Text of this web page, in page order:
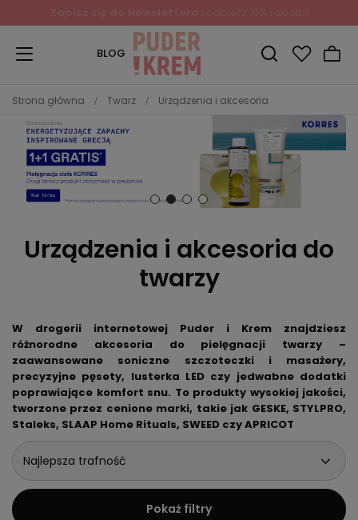
BLOG
Strona główna Twarz Urządzenia i akcesoria
Urządzenia i akcesoria do
twarzy
W drogerii internetowej Puder i Krem znajdziesz
różnorodne akcesoria do pielęgnacji twarzy –
zaawansowane soniczne szczoteczki i masażery,
precyzyjne pęsety, lusterka LED czy jedwabne dodatki
poprawiające komfort snu. To produkty wysokiej jakości,
tworzone przez cenione marki, takie jak GESKE, STYLPRO,
Staleks, SLAAP Home Rituals, SWEED czy APRICOT
Najlepsza trafność
Pokaż filtry